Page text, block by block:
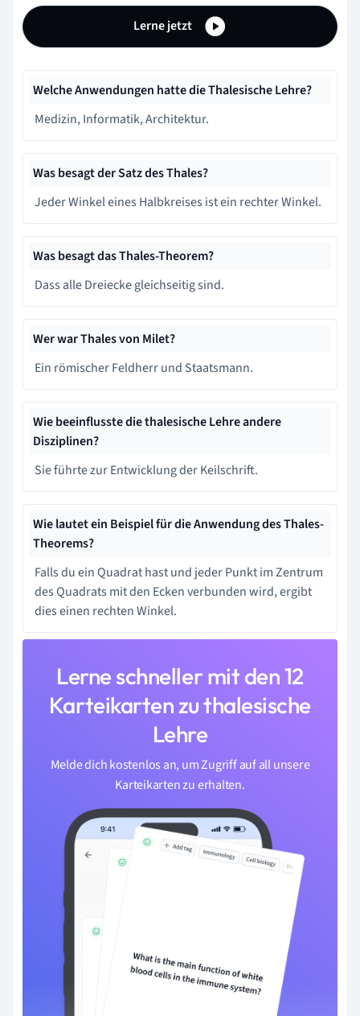
Lerne jetzt
Welche Anwendungen hatte die Thalesische Lehre?
Medizin, Informatik, Architektur.
Was besagt der Satz des Thales?
Jeder Winkel eines Halbkreises ist ein rechter Winkel.
Was besagt das Thales-Theorem?
Dass alle Dreiecke gleichseitig sind.
Wer war Thales von Milet?
Ein römischer Feldherr und Staatsmann.
Wie beeinflusste die thalesische Lehre andere
Disziplinen?
Sie führte zur Entwicklung der Keilschrift.
Wie lautet ein Beispiel für die Anwendung des Thales-
Theorems?
Falls du ein Quadrat hast und jeder Punkt im Zentrum
des Quadrats mit den Ecken verbunden wird, ergibt
dies einen rechten Winkel.
Lerne schneller mit den 12
Karteikarten zu thalesische
Lehre
Melde dich kostenlos an, um Zugriff auf all unsere
Karteikarten zu erhalten.